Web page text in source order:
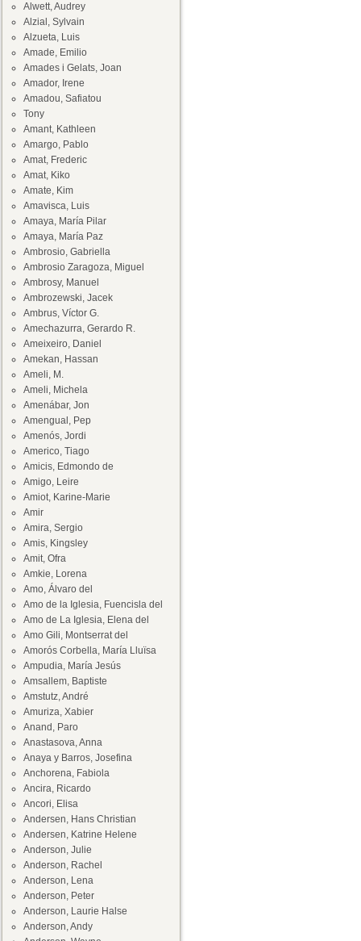
Alwett, Audrey
Alzial, Sylvain
Alzueta, Luis
Amade, Emilio
Amades i Gelats, Joan
Amador, Irene
Amadou, Safiatou
Tony
Amant, Kathleen
Amargo, Pablo
Amat, Frederic
Amat, Kiko
Amate, Kim
Amavisca, Luis
Amaya, María Pilar
Amaya, María Paz
Ambrosio, Gabriella
Ambrosio Zaragoza, Miguel
Ambrosy, Manuel
Ambrozewski, Jacek
Ambrus, Víctor G.
Amechazurra, Gerardo R.
Ameixeiro, Daniel
Amekan, Hassan
Ameli, M.
Ameli, Michela
Amenábar, Jon
Amengual, Pep
Amenós, Jordi
Americo, Tiago
Amicis, Edmondo de
Amigo, Leire
Amiot, Karine-Marie
Amir
Amira, Sergio
Amis, Kingsley
Amit, Ofra
Amkie, Lorena
Amo, Álvaro del
Amo de la Iglesia, Fuencisla del
Amo de La Iglesia, Elena del
Amo Gili, Montserrat del
Amorós Corbella, María Lluïsa
Ampudia, María Jesús
Amsallem, Baptiste
Amstutz, André
Amuriza, Xabier
Anand, Paro
Anastasova, Anna
Anaya y Barros, Josefina
Anchorena, Fabiola
Ancira, Ricardo
Ancori, Elisa
Andersen, Hans Christian
Andersen, Katrine Helene
Anderson, Julie
Anderson, Rachel
Anderson, Lena
Anderson, Peter
Anderson, Laurie Halse
Anderson, Andy